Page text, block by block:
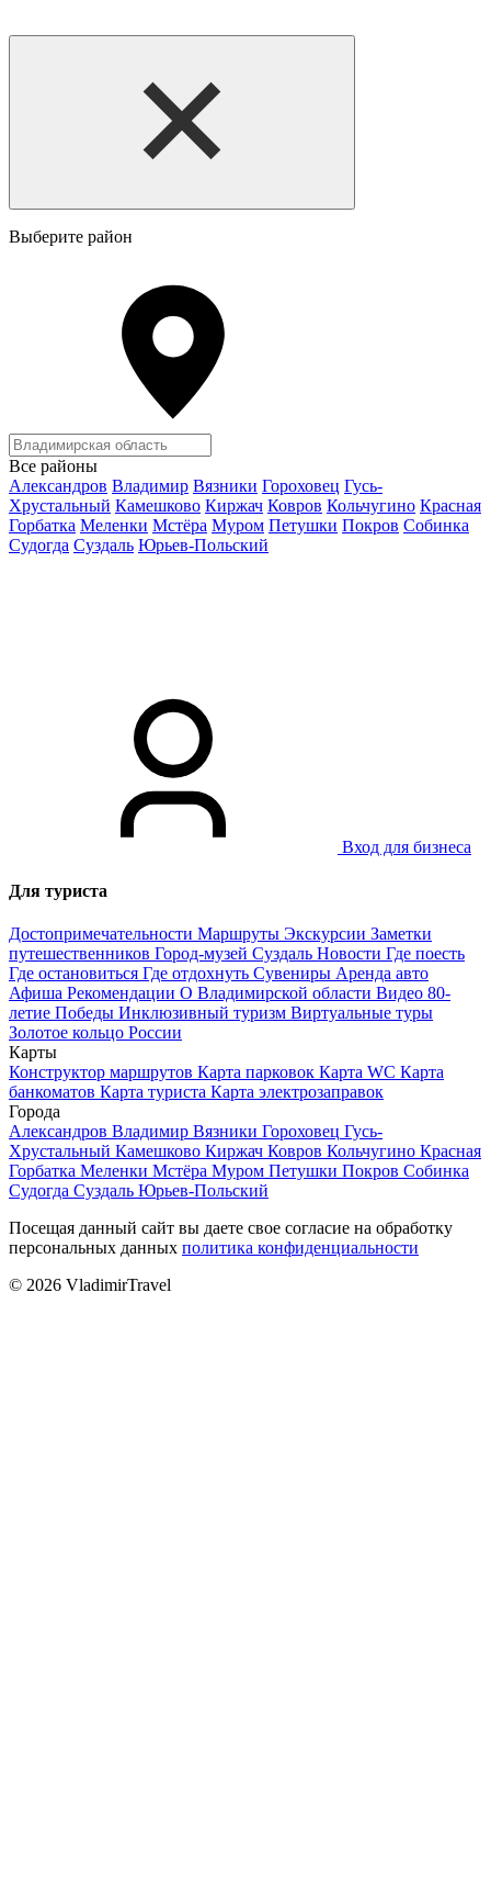
Выберите район
Все районы
Александров Владимир Вязники Гороховец Гусь-
Хрустальный Камешково Киржач Ковров Кольчугино Красная
Горбатка Меленки Мстёра Муром Петушки Покров Собинка
Судогда Суздаль Юрьев-Польский
Вход для бизнеса
Для туриста
Достопримечательности Маршруты Экскурсии Заметки
путешественников Город-музей Суздаль Новости Где поесть
Где остановиться Где отдохнуть Сувениры Аренда авто
Афиша Рекомендации О Владимирской области Видео 80-
летие Победы Инклюзивный туризм Виртуальные туры
Золотое кольцо России
Карты
Конструктор маршрутов Карта парковок Карта WC Карта
банкоматов Карта туриста Карта электрозаправок
Города
Александров Владимир Вязники Гороховец Гусь-
Хрустальный Камешково Киржач Ковров Кольчугино Красная
Горбатка Меленки Мстёра Муром Петушки Покров Собинка
Судогда Суздаль Юрьев-Польский
Посещая данный сайт вы даете свое согласие на обработку
персональных данных политика конфиденциальности
© 2026 VladimirTravel